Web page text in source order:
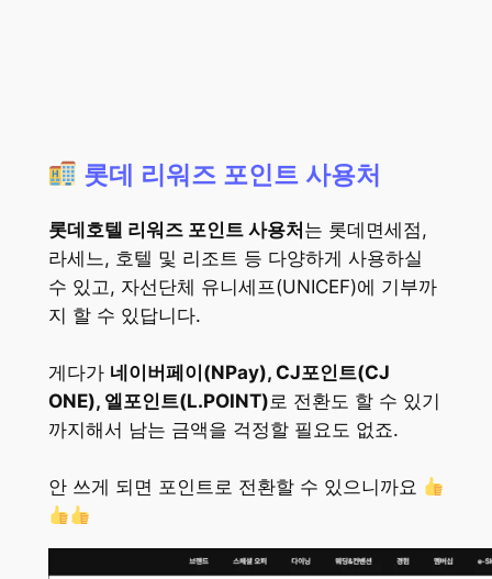
롯데 리워즈 포인트 사용처
롯데호텔 리워즈 포인트 사용처 는 롯데면세점,
라세느, 호텔 및 리조트 등 다양하게 사용하실
수 있고, 자선단체 유니세프(UNICEF)에 기부까
지 할 수 있답니다.
게다가 네이버페이(NPay), CJ포인트(CJ
ONE), 엘포인트(L.POINT)로 전환도 할 수 있기
까지해서 남는 금액을 걱정할 필요도 없죠.
안 쓰게 되면 포인트로 전환할 수 있으니까요